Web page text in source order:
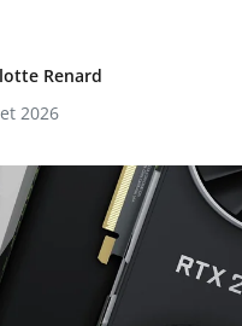
Renard
2026